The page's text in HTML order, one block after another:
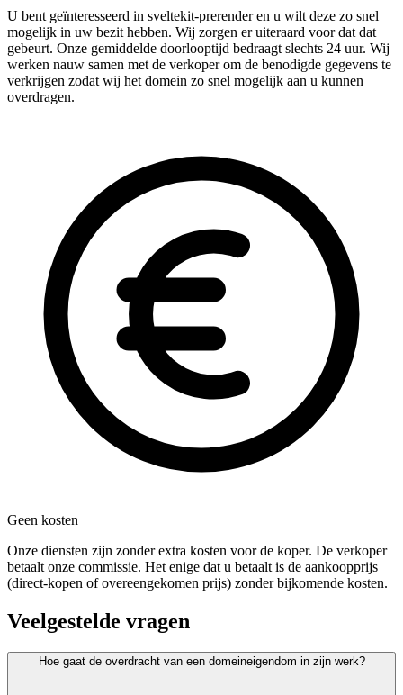
U bent geïnteresseerd in sveltekit-prerender en u wilt deze zo snel
mogelijk in uw bezit hebben. Wij zorgen er uiteraard voor dat dat
gebeurt. Onze gemiddelde doorlooptijd bedraagt slechts 24 uur. Wij
werken nauw samen met de verkoper om de benodigde gegevens te
verkrijgen zodat wij het domein zo snel mogelijk aan u kunnen
overdragen.
Geen kosten
Onze diensten zijn zonder extra kosten voor de koper. De verkoper
betaalt onze commissie. Het enige dat u betaalt is de aankoopprijs
(direct-kopen of overeengekomen prijs) zonder bijkomende kosten.
Veelgestelde vragen
Hoe gaat de overdracht van een domeineigendom in zijn werk?